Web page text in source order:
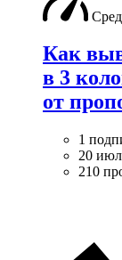
Как
в 3
от
1
20
210